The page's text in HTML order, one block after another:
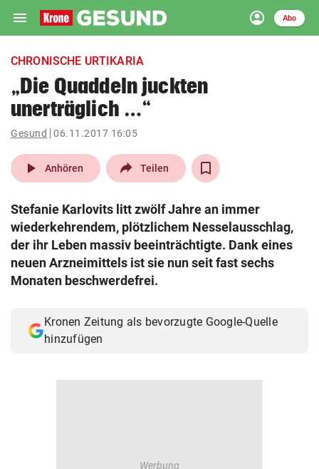
menu Navigation
ein-/ausklappen
account_circle
Anmelden
Abo
close Schließen
account_circle Anmelden
pin_drop
Wien arrow_right
search
Suchbegriff
eingeben
© Krone Multimedia GmbH & Co KG 2026
Muthgasse 2, 1190 Wien
CHRONISCHE URTIKARIA
„Die Quaddeln juckten
unerträglich …“
Gesund 06.11.2017 16:05
play_arrow Anhören Teilen
Stefanie Karlovits litt zwölf Jahre an immer
wiederkehrendem, plötzlichem Nesselausschlag,
der ihr Leben massiv beeinträchtigte. Dank eines
neuen Arzneimittels ist sie nun seit fast sechs
Monaten beschwerdefrei.
Kronen Zeitung als bevorzugte Google-Quelle
hinzufügen